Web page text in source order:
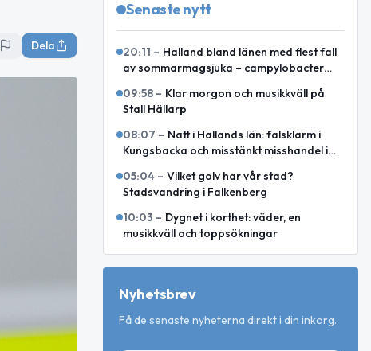
Dela
Senaste nytt
20:11 – Halland bland länen med flest fall
av sommarmagsjuka – campylobacter
09:58 – Klar morgon och musikkväll på
Stall Hällarp
08:07 – Natt i Hallands län: falsklarm i
Kungsbacka och misstänkt misshandel i
05:04 – Vilket golv har vår stad?
Stadsvandring i Falkenberg
10:03 – Dygnet i korthet: väder, en
musikkväll och toppsökningar
Nyhetsbrev
Få de senaste nyheterna direkt i din inkorg.